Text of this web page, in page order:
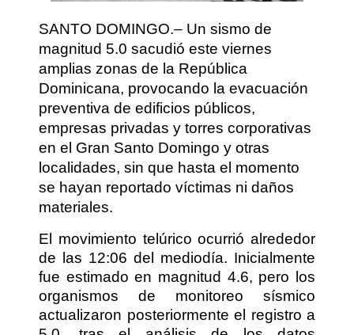
SANTO DOMINGO.– Un sismo de
magnitud 5.0 sacudió este viernes
amplias zonas de la República
Dominicana, provocando la evacuación
preventiva de edificios públicos,
empresas privadas y torres corporativas
en el Gran Santo Domingo y otras
localidades, sin que hasta el momento
se hayan reportado víctimas ni daños
materiales.
El movimiento telúrico ocurrió alrededor
de las 12:06 del mediodía. Inicialmente
fue estimado en magnitud 4.6, pero los
organismos de monitoreo sísmico
actualizaron posteriormente el registro a